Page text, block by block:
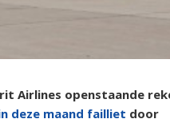
Airlines openstaande
deze maand failliet door